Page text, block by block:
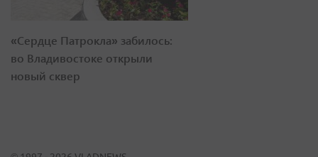
«Сердце Патрокла» забилось:
во Владивостоке открыли
новый сквер